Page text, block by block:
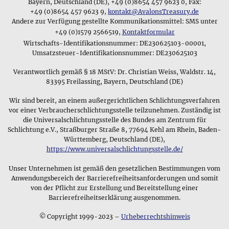
Kaufentscheidung unterstützen werden.
Anfangs verkaufte Avalon's Treasury primär edle
Steine, wobei wir nur Steine von außergewöhnlicher Qualität
gemeinsam mit dem notwendigen Hintergrundwissen in
heute noch ein beliebter Bereich unseres Sortiments und
überzeugen unsere Kunden aufgrund der gemmologisch
garantierten Echtheit der Steine. Heute sind wir ein
Onlineshop für edlen und zeitlosen Schmuck und bieten
Anhänger, verschiedene Mineralien und ein breites
Sortiment an Edelsteinen. Unsere Schmuckkollektion enthält
alte und moderne Designs gefertigt aus verschiedenen
Materialen wie Silber,Zinn, Messing und Kupfer, und unser
Wikingerschmuck für historisch interessierte Kunden.
Unsere vielfältigen Schmuckkollektionen
denen sie hergestellt wurden, eine besondere Bedeutung für
ihren jeweiligen Träger haben und in seiner Gesellschaft
seinen Status signalisieren.
Die symbolische Bedeutung von Schmuck
Wikingerschmuck
Die Wikinger trugen Amulette,
deren Symbole ihre Götter &
Bayern, Deutschland (DE), +49 (0)8654 457 9623 0, Fax:
+49 (0)8654 457 9623 9, kontakt@AvalonsTreasury.de
Andere zur Verfügung gestellte Kommunikationsmittel: SMS unter
+49 (0)1579 2566519, Kontaktformular
Wirtschafts-Identifikationsnummer: DE230625103-00001,
Umsatzsteuer-Identifikationsnummer: DE230625103
Verantwortlich gemäß § 18 MStV: Dr. Christian Weiss, Waldstr. 14,
83395 Freilassing, Bayern, Deutschland (DE)
Wir sind bereit, an einem außergerichtlichen Schlichtungsverfahren
vor einer Verbraucherschlichtungsstelle teilzunehmen. Zuständig ist
die Universalschlichtungsstelle des Bundes am Zentrum für
Schlichtung e.V., Straßburger Straße 8, 77694 Kehl am Rhein, Baden-
Württemberg, Deutschland (DE),
https://www.universalschlichtungsstelle.de/
Unser Unternehmen ist gemäß den gesetzlichen Bestimmungen vom
Anwendungsbereich der Barrierefreiheitsanforderungen und somit
von der Pflicht zur Erstellung und Bereitstellung einer
Barrierefreiheitserklärung ausgenommen.
© Copyright 1999-2023 – Urheberrechtshinweis